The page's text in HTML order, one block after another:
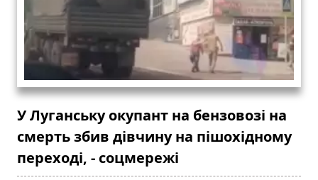
У Луганську окупант на бензовозі на
смерть збив дівчину на пішохідному
переході, - соцмережі